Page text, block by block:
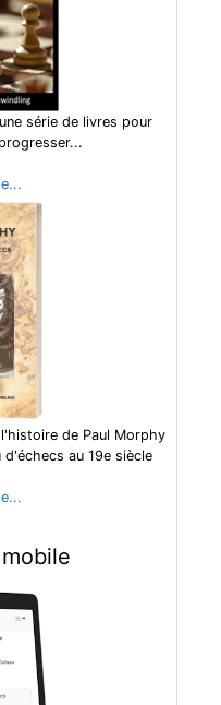
série de livres pour
de Paul Morphy
au 19e siècle